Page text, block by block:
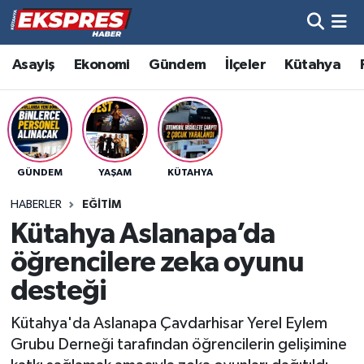
Asayiş Ekonomi Gündem İlçeler Kütahya
GÜNDEM YAŞAM KÜTAHYA
HABERLER EĞITIM
Kütahya Aslanapa’da
öğrencilere zeka oyunu
desteği
Kütahya'da Aslanapa Çavdarhisar Yerel Eylem
Grubu Derneği tarafından öğrencilerin gelişimine
Altıntaş
Asayiş
Aslanapa
Bölge
Çavdarhisar
Dumlupınar
Hava Durumu
Trafik Durumu
Süper Lig Puan Durumu ve Fikstür
Son Dakika Haberleri
Haber Arşivi